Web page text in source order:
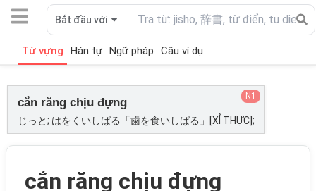
Bắt đầu với
Từ vựng Hán tự Ngữ pháp Câu ví dụ
cắn răng chịu đựng
じっと; はをくいしばる「歯を食いしばる」[XỈ THỰC];
N1
cắn răng chịu đựng